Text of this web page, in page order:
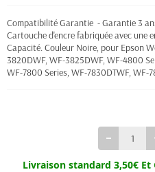
Compatibilité Garantie - Garantie 3
Cartouche d'encre fabriquée avec une
Capacité. Couleur Noire, pour Epson
3820DWF, WF-3825DWF, WF-4800
WF-7800 Series, WF-7830DTWF, WF-
Livraison standard 3,50€ Et